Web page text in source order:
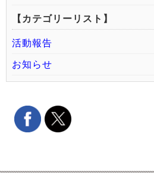
【カテゴリーリスト】
活動報告
お知らせ